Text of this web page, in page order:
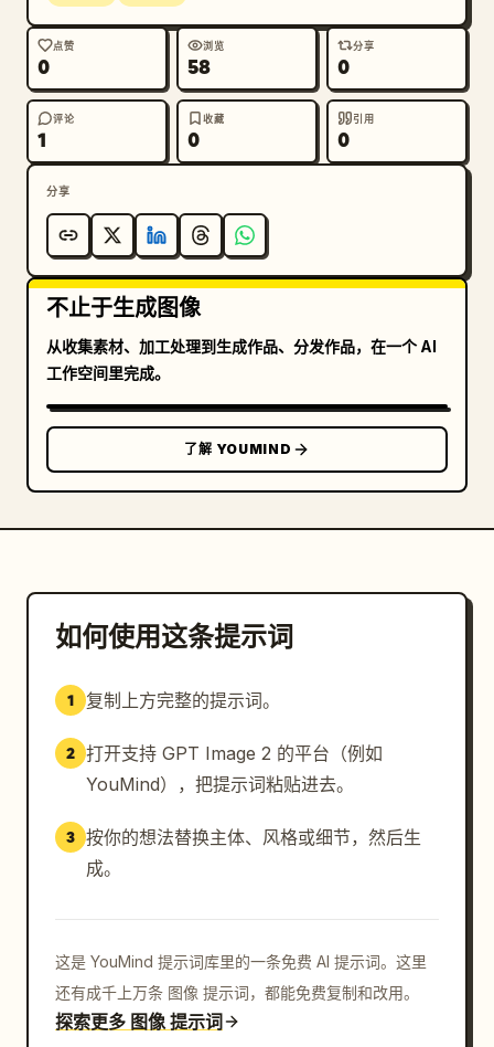
2019","托特纳姆热刺队史最佳射手 (亚洲) 2023"]},
{"title":"左下口号","position":"左下页脚区
域","count":5,"labels":["他奔跑。","他们追
逐。","他思考。","他们反应。","他终结。"]},
{"title":"核心宣言","position":"左下大号字
{"title":"顶部中心座右铭","position":"右上悬挂横
幅附近","count":1,"labels":["敢作敢为 (TO DARE
IS TO DO)"]},{"title":"球员类
型","position":"右上","count":5,"labels":["精
英边锋","爆发力 — 瞬间甩开防守者","足球智商 — 聪明
着","领导力 — 场内外以身作则"]},{"title":"能力概
览","position":"右中","count":5,"labels":["速
度 94","射门 88","盘带 89","传球 82","身体
82"]},{"title":"心态数值","position":"雷达图左
侧","count":1,"labels":["心态 90"]},
{"title":"核心技能","position":"右中
— 关键时刻的绝杀能力"]},{"title":"战术角
色","position":"右下","count":5,"labels":["左
边锋 · 内切边锋","拉开防线","内切突破","创造空
字","position":"底部边框","count":3,"labels":
奇"]}],"centerpiece":"全身中心人物占据海报大部分
高度，两侧由狭窄的信息面板环
图","带有发光节点和路径线的小型战术球场图","垂直堆
叠的 4 张单色动作缩略图","俱乐部徽章","签名标
杂志封面与球员球探档案及致敬海报的结
合"},"quality":"高端、精致、海报级，为 孙兴慜
在 北伦敦 打造的优质运动营销艺术品"}
点赞
0
浏览
58
分享
0
评论
1
收藏
0
引用
0
分享
不止于生成图像
从收集素材、加工处理到生成作品、分发作品，在一个 AI
工作空间里完成。
了解 YOUMIND
如何使用这条提示词
1 复制上方完整的提示词。
2 打开支持 GPT Image 2 的平台（例如
YouMind），把提示词粘贴进去。
3 按你的想法替换主体、风格或细节，然后生
成。
这是 YouMind 提示词库里的一条免费 AI 提示词。这里
还有成千上万条 图像 提示词，都能免费复制和改用。
探索更多 图像 提示词